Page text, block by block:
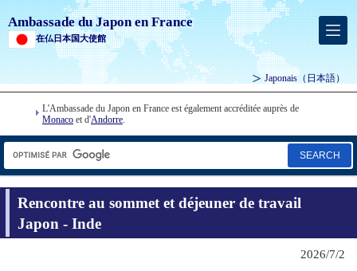
Ambassade du Japon en France
在仏日本国大使館
Japonais （日本語）
L'Ambassade du Japon en France est également accréditée auprès de
Monaco et d'Andorre.
SEARCH
Rencontre au sommet et déjeuner de travail
Japon - Inde
2026/7/2